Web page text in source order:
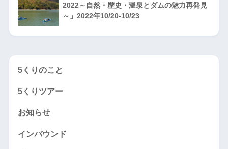
2022～自然・歴史・温泉とダムの魅力再発見
～」2022年10/20-10/23
5くりのこと
5くりツアー
お知らせ
インバウンド